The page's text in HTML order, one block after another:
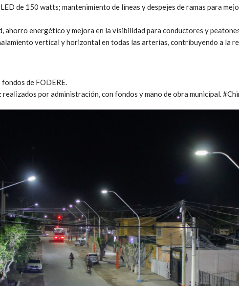
de 150 watts; mantenimiento de líneas y despejes de ramas para
ahorro energético y mejora en la visibilidad para conductores y
vertical y horizontal en todas las arterias, contribuyendo a la
de FODERE.
por administración, con fondos y mano de obra municipal.